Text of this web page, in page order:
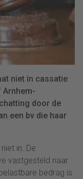
niet in cassatie
Arnhem-
door de
een bv die haar
in. De
vastgesteld naar
bedrag is